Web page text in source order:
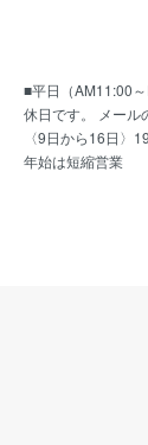
■平日（AM11:00
休日です。 メー
〈9日から16日〉
年始は短縮営業